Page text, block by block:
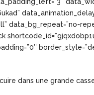
data_bg_repeat=”no-
dans une grande